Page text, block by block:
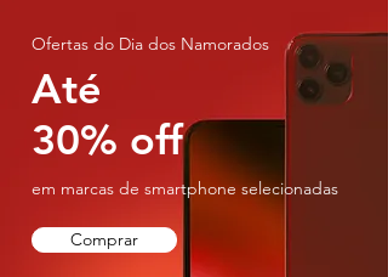
Ofertas do Dia dos Namorados
Até
30% off
em marcas de smartphone selecionadas
Comprar